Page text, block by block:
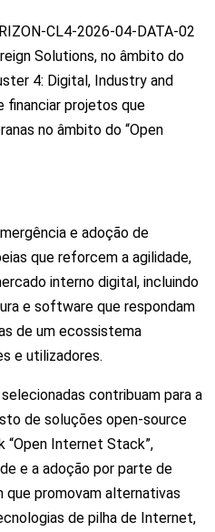
CL4-2026-04-DATA-02
Solutions, no âmbito do
4: Digital, Industry and
financiar projetos que
no âmbito do “Open
e adoção de
que reforcem a agilidade,
interno digital, incluindo
e software que respondam
de um ecossistema
e utilizadores.
contribuam para a
de soluções open-source
“Open Internet Stack”,
e a adoção por parte de
promovam alternativas
de pilha de Internet,